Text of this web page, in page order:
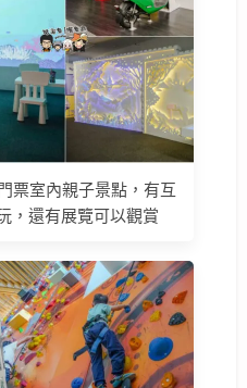
票室內親子景點，有互
，還有展覽可以觀賞